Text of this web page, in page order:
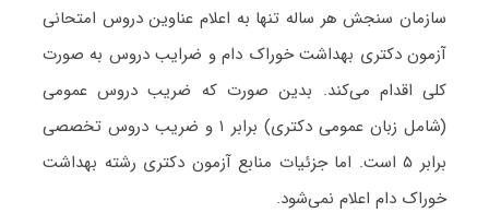
سازمان سنجش هر ساله تنها به اعلام عناوین دروس امتحانی
آزمون دکتری ﺑﻬﺪاﺷﺖ ﺧﻮراک دام و ضرایب دروس به صورت
کلی اقدام می‌کند. بدین صورت که ضریب دروس عمومی
(شامل زبان عمومی دکتری) برابر ۱ و ضریب دروس تخصصی
برابر ۵ است. اما جزئیات منابع آزمون دکتری رشته ﺑﻬﺪاﺷﺖ
ﺧﻮراک دام اعلام نمی‌شود.